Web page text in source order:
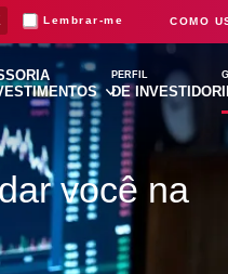
Suas
PERFIL
DE INVESTIDOR
você na
Lembrar-me COMO